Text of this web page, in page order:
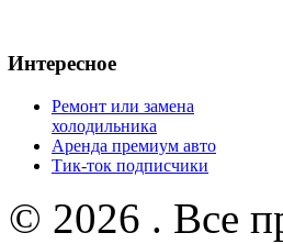
Интересное
Ремонт или замена
холодильника
Аренда премиум авто
Тик-ток подписчики
© 2026 . Все